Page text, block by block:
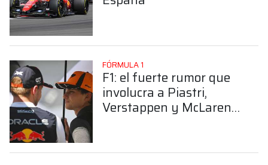
FÓRMULA 1
F1: el fuerte rumor que
involucra a Piastri,
Verstappen y McLaren